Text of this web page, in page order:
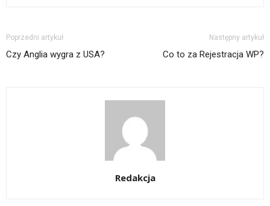
Poprzedni artykuł
Czy Anglia wygra z USA?
Następny artykuł
Co to za Rejestracja WP?
Redakcja